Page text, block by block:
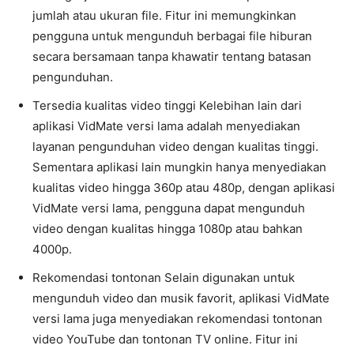
jumlah atau ukuran file. Fitur ini memungkinkan
pengguna untuk mengunduh berbagai file hiburan
secara bersamaan tanpa khawatir tentang batasan
pengunduhan.
Tersedia kualitas video tinggi Kelebihan lain dari
aplikasi VidMate versi lama adalah menyediakan
layanan pengunduhan video dengan kualitas tinggi.
Sementara aplikasi lain mungkin hanya menyediakan
kualitas video hingga 360p atau 480p, dengan aplikasi
VidMate versi lama, pengguna dapat mengunduh
video dengan kualitas hingga 1080p atau bahkan
4000p.
Rekomendasi tontonan Selain digunakan untuk
mengunduh video dan musik favorit, aplikasi VidMate
versi lama juga menyediakan rekomendasi tontonan
video YouTube dan tontonan TV online. Fitur ini